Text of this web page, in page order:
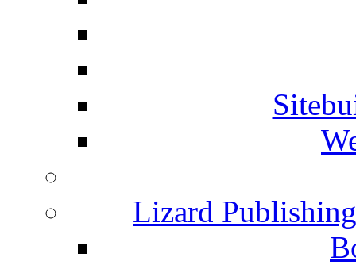
Lizard